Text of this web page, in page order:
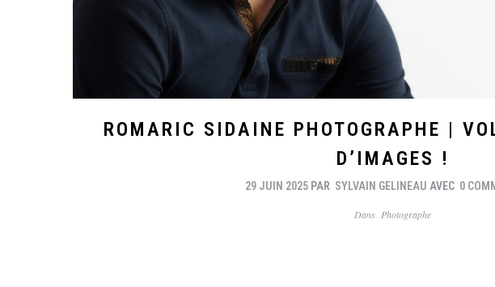
ROMARIC SIDAINE PHOTOGRAPHE |
D’IMAGES !
29 JUIN 2025 PAR SYLVAIN GELINEAU AVEC 0
DansPhotographe